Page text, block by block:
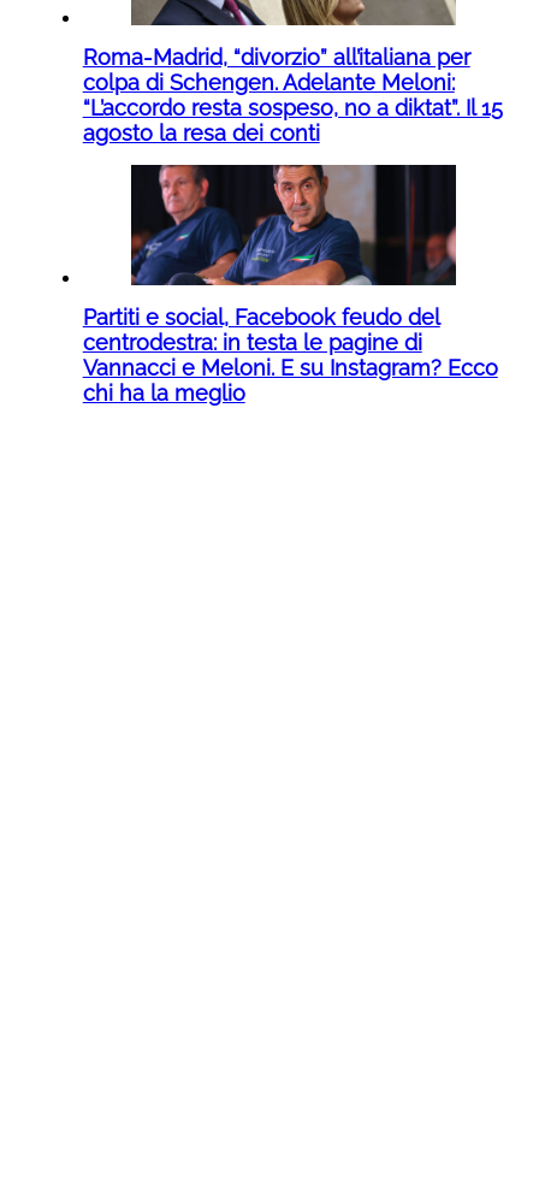
Roma-Madrid, “divorzio” all’italiana per
colpa di Schengen. Adelante Meloni:
“L’accordo resta sospeso, no a diktat”. Il 15
agosto la resa dei conti
Partiti e social, Facebook feudo del
centrodestra: in testa le pagine di
Vannacci e Meloni. E su Instagram? Ecco
chi ha la meglio